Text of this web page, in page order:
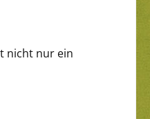
nicht nur ein